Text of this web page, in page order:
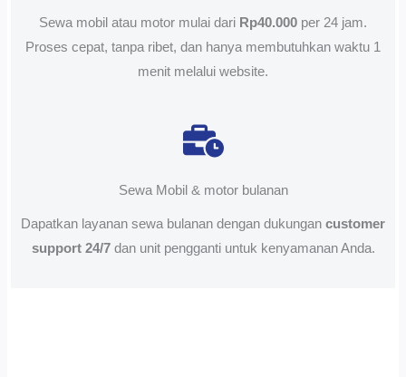
Sewa mobil atau motor mulai dari Rp40.000 per 24 jam.
Proses cepat, tanpa ribet, dan hanya membutuhkan waktu 1
menit melalui website.
Sewa Mobil & motor bulanan
Dapatkan layanan sewa bulanan dengan dukungan customer
support 24/7dan unit pengganti untuk kenyamanan Anda.